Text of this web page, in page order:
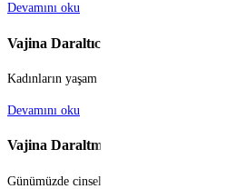
Devamını oku
Vajina Daraltıcı
Kadınların yaşam kalitesini, özgüvenini ve
Devamını oku
Vajina Daraltma Makinesi
Günümüzde cinsel sağlık ve yaşam